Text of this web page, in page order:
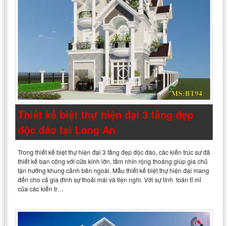
Thiết kế biệt thự hiện đại 3 tầng đẹp
độc đáo tại Long An
Trong thiết kế biệt thự hiện đại 3 tầng đẹp độc đáo, các kiến trúc sư đã
thiết kế ban công với cửa kính lớn, tầm nhìn rộng thoáng giúp gia chủ
tận hưởng khung cảnh bên ngoài. Mẫu thiết kế biệt thự hiện đại mang
đến cho cả gia đình sự thoải mái và tiện nghi. Với sự tính toán tỉ mỉ
của các kiến tr…